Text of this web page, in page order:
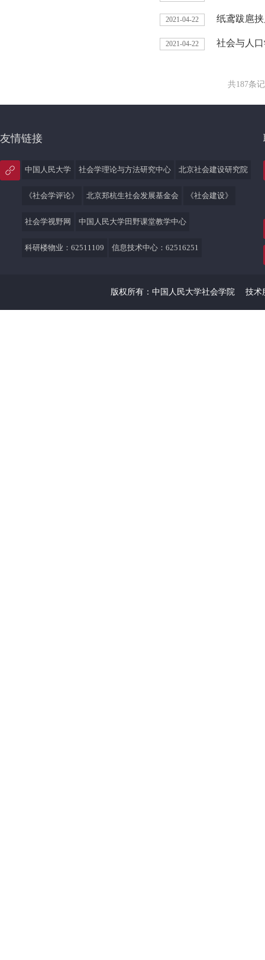
2021-04-22 纸鸢跋扈
2021-04-22 社会与人
共187条
友情链接
中国人民大学 社会学理论与方法研究中心 北京社会建设研究院
《社会学评论》 北京郑杭生社会发展基金会 《社会建设》
社会学视野网 中国人民大学田野课堂教学中心
科研楼物业：62511109 信息技术中心：62516251
版权所有：中国人民大学社会学院 技术